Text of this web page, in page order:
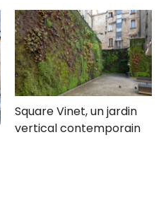
Square Vinet, un jardin
vertical contemporain